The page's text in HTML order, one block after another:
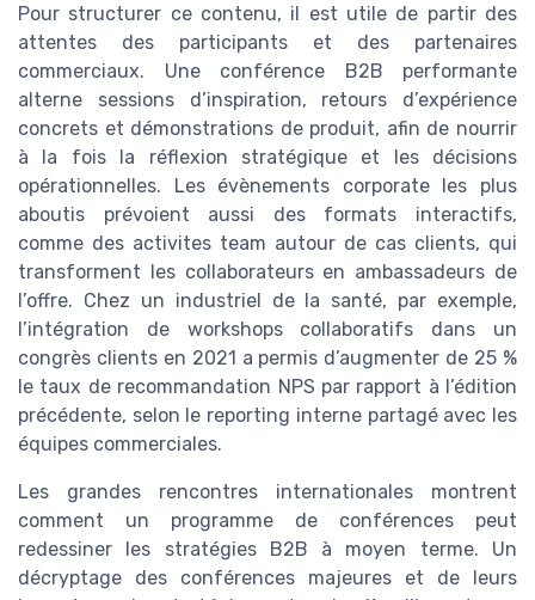
Pour structurer ce contenu, il est utile de partir des
attentes des participants et des partenaires
commerciaux. Une conférence B2B performante
alterne sessions d’inspiration, retours d’expérience
concrets et démonstrations de produit, afin de nourrir
à la fois la réflexion stratégique et les décisions
opérationnelles. Les évènements corporate les plus
aboutis prévoient aussi des formats interactifs,
comme des activites team autour de cas clients, qui
transforment les collaborateurs en ambassadeurs de
l’offre. Chez un industriel de la santé, par exemple,
l’intégration de workshops collaboratifs dans un
congrès clients en 2021 a permis d’augmenter de 25 %
le taux de recommandation NPS par rapport à l’édition
précédente, selon le reporting interne partagé avec les
équipes commerciales.
Les grandes rencontres internationales montrent
comment un programme de conférences peut
redessiner les stratégies B2B à moyen terme. Un
décryptage des conférences majeures et de leurs